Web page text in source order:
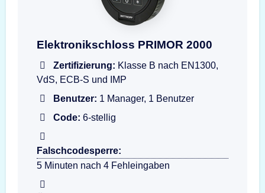
Darstellung der Eingabeeinheit Wittkopp
Elektronikschloss PRIMOR 2000
Zertifizierung: Klasse B nach EN1300,
VdS, ECB-S und IMP
Benutzer: 1 Manager, 1 Benutzer
Code: 6-stellig
Falschcodesperre:
5 Minuten nach 4 Fehleingaben